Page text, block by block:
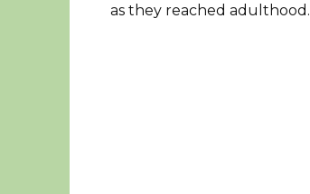
as they reached adulthood.